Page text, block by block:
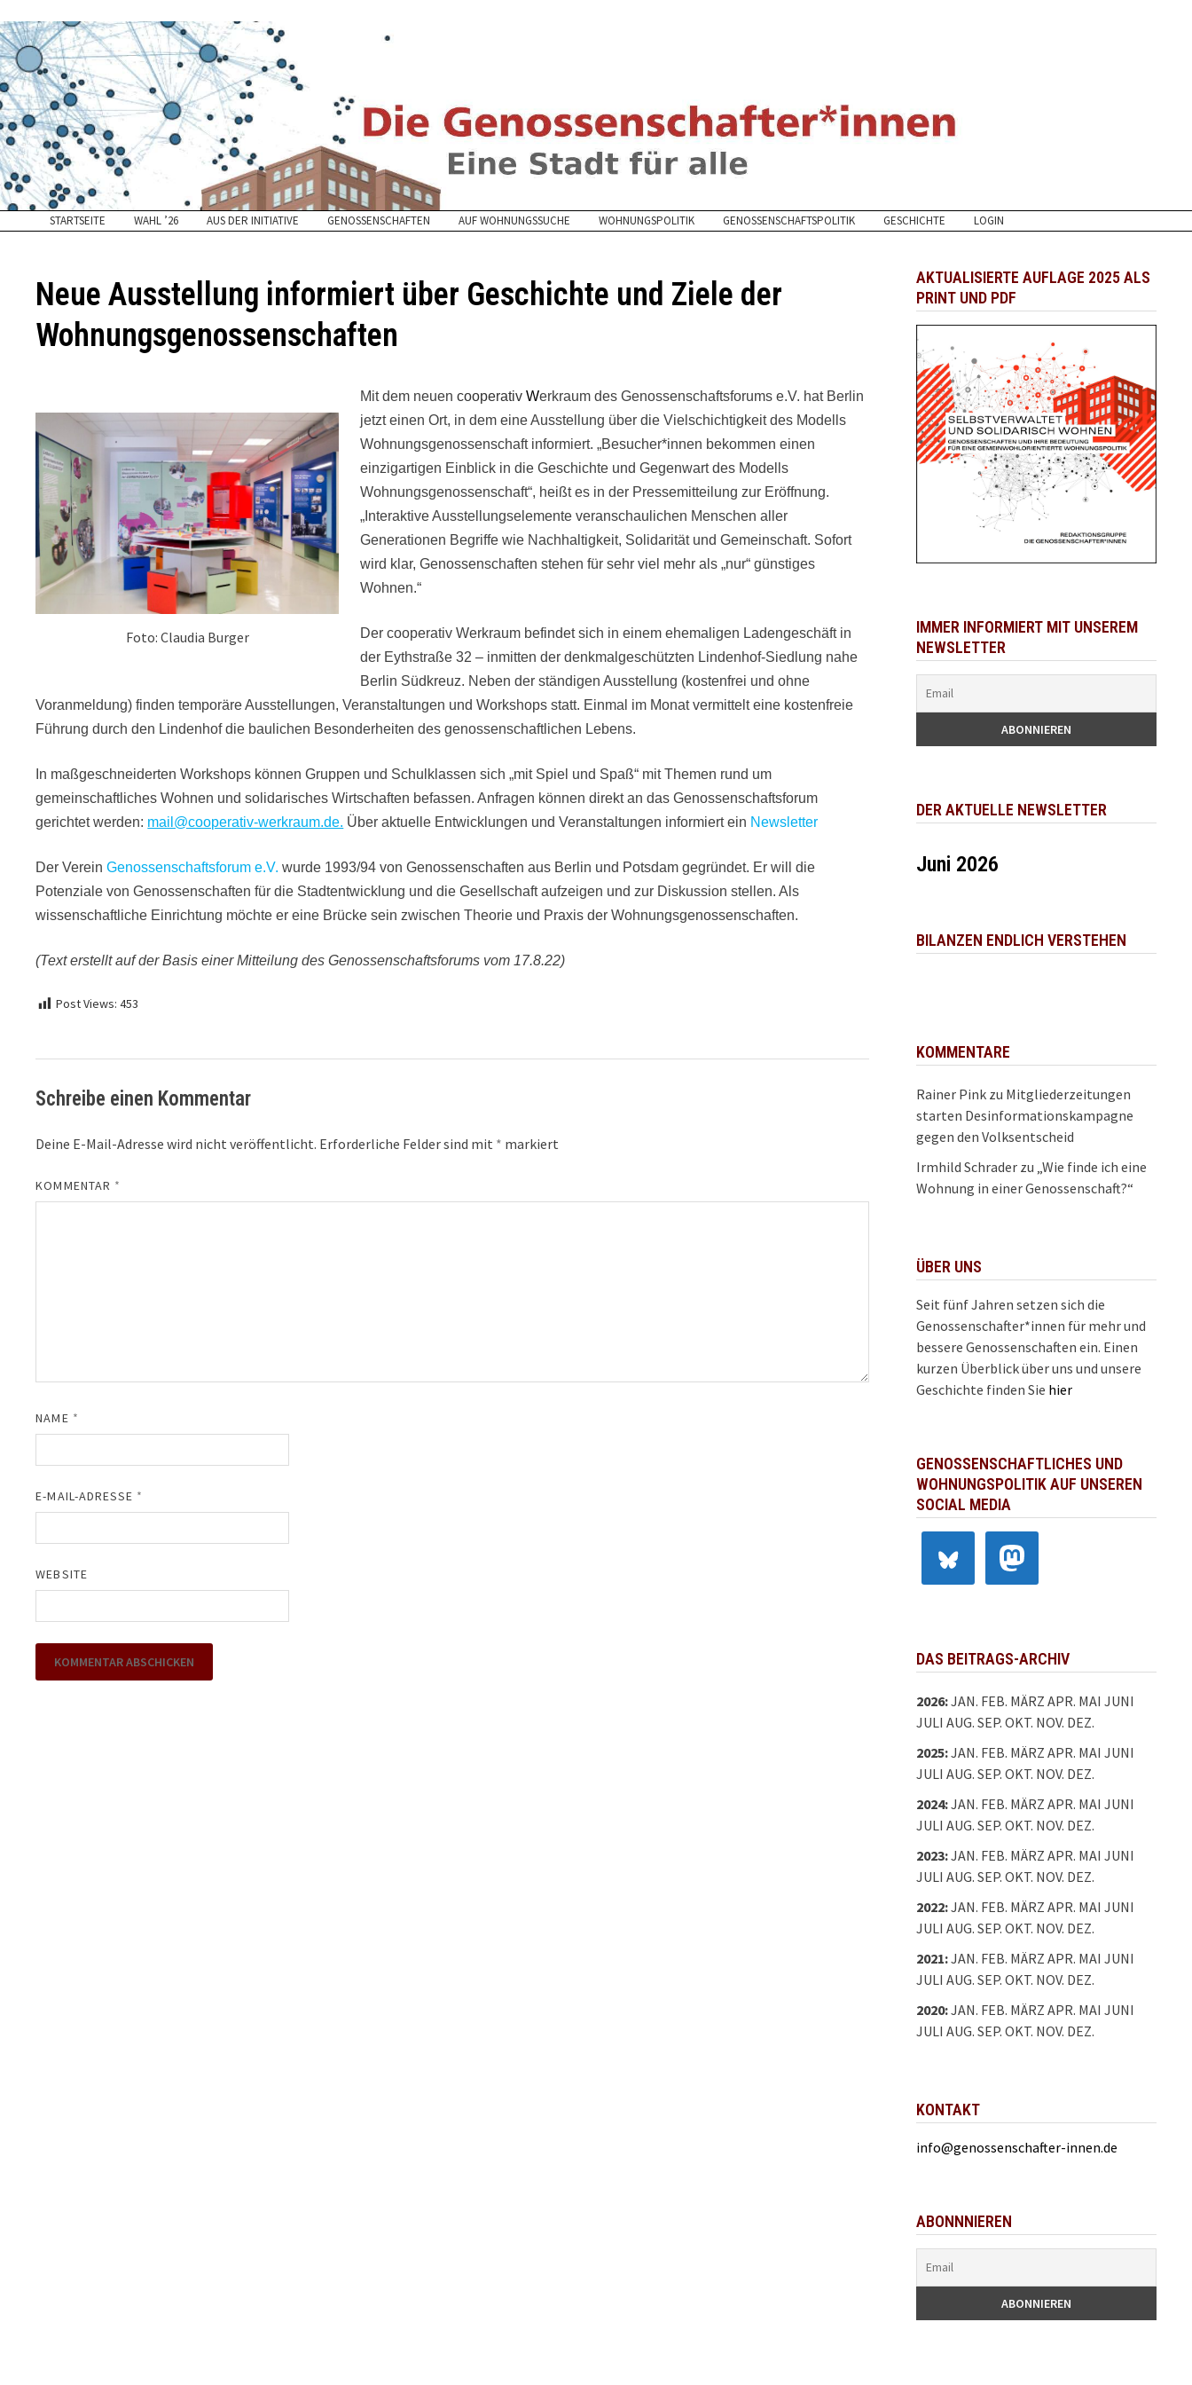
zum
Inhalt
STARTSEITE WAHL ’26 AUS DER INITIATIVE GENOSSENSCHAFTEN AUF WOHNUNGSSUCHE WOHNUNGSPOLITIK GENOSSENSCHAFTSPOLITIK GESCHICHTE LOGIN
Neue Ausstellung informiert über Geschichte und Ziele der
Wohnungsgenossenschaften
Foto: Claudia Burger
Mit dem neuen cooperativ Werkraum des Genossenschaftsforums e.V. hat Berlin
jetzt einen Ort, in dem eine Ausstellung über die Vielschichtigkeit des Modells
Wohnungsgenossenschaft informiert. „Besucher*innen bekommen einen
einzigartigen Einblick in die Geschichte und Gegenwart des Modells
Wohnungsgenossenschaft“, heißt es in der Pressemitteilung zur Eröffnung.
„Interaktive Ausstellungselemente veranschaulichen Menschen aller
Generationen Begriffe wie Nachhaltigkeit, Solidarität und Gemeinschaft. Sofort
wird klar, Genossenschaften stehen für sehr viel mehr als „nur“ günstiges
Wohnen.“
Der cooperativ Werkraum befindet sich in einem ehemaligen Ladengeschäft in
der Eythstraße 32 – inmitten der denkmalgeschützten Lindenhof-Siedlung nahe
Berlin Südkreuz. Neben der ständigen Ausstellung (kostenfrei und ohne
Voranmeldung) finden temporäre Ausstellungen, Veranstaltungen und Workshops statt. Einmal im Monat vermittelt eine kostenfreie
Führung durch den Lindenhof die baulichen Besonderheiten des genossenschaftlichen Lebens.
In maßgeschneiderten Workshops können Gruppen und Schulklassen sich „mit Spiel und Spaß“ mit Themen rund um
gemeinschaftliches Wohnen und solidarisches Wirtschaften befassen. Anfragen können direkt an das Genossenschaftsforum
gerichtet werden: mail@cooperativ-werkraum.de. Über aktuelle Entwicklungen und Veranstaltungen informiert ein Newsletter
Der VereinGenossenschaftsforum e.V. wurde 1993/94 von Genossenschaften aus Berlin und Potsdam gegründet. Er will die
Potenziale von Genossenschaften für die Stadtentwicklung und die Gesellschaft aufzeigen und zur Diskussion stellen. Als
wissenschaftliche Einrichtung möchte er eine Brücke sein zwischen Theorie und Praxis der Wohnungsgenossenschaften.
(Text erstellt auf der Basis einer Mitteilung des Genossenschaftsforums vom 17.8.22)
Post Views: 453
Schreibe einen Kommentar
Deine E-Mail-Adresse wird nicht veröffentlicht. Erforderliche Felder sind mit * markiert
KOMMENTAR *
NAME *
E-MAIL-ADRESSE *
WEBSITE
AKTUALISIERTE AUFLAGE 2025 ALS
PRINT UND PDF
IMMER INFORMIERT MIT UNSEREM
NEWSLETTER
DER AKTUELLE NEWSLETTER
Juni 2026
BILANZEN ENDLICH VERSTEHEN
KOMMENTARE
Rainer Pink zu Mitgliederzeitungen
starten Desinformationskampagne
gegen den Volksentscheid
Irmhild Schrader zu „Wie finde ich eine
Wohnung in einer Genossenschaft?“
ÜBER UNS
Seit fünf Jahren setzen sich die
Genossenschafter*innen für mehr und
bessere Genossenschaften ein. Einen
kurzen Überblick über uns und unsere
Geschichte finden Sie hier
GENOSSENSCHAFTLICHES UND
WOHNUNGSPOLITIK AUF UNSEREN
SOCIAL MEDIA
DAS BEITRAGS-ARCHIV
2026:JAN. FEB. MÄRZ APR. MAI JUNI
JULI AUG. SEP. OKT. NOV. DEZ.
2025:JAN. FEB. MÄRZ APR. MAI JUNI
JULI AUG. SEP. OKT. NOV. DEZ.
2024:JAN. FEB. MÄRZ APR. MAI JUNI
JULI AUG. SEP. OKT. NOV. DEZ.
2023:JAN. FEB. MÄRZ APR. MAI JUNI
JULI AUG. SEP. OKT. NOV. DEZ.
2022:JAN. FEB. MÄRZ APR. MAI JUNI
JULI AUG. SEP. OKT. NOV. DEZ.
2021:JAN. FEB. MÄRZ APR. MAI JUNI
JULI AUG. SEP. OKT. NOV. DEZ.
2020:JAN. FEB. MÄRZ APR. MAI JUNI
JULI AUG. SEP. OKT. NOV. DEZ.
KONTAKT
info@genossenschafter-innen.de
ABONNNIEREN